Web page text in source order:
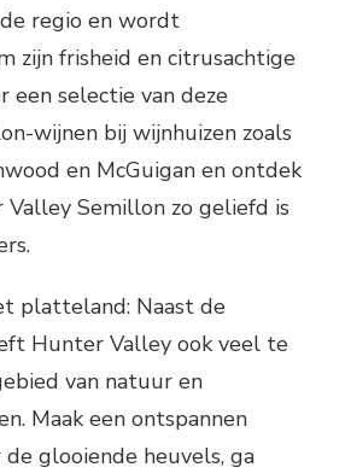
regio en wordt
zijn frisheid en citrusachtige
een selectie van deze
wijnen bij wijnhuizen zoals
en McGuigan en ontdek
Semillon zo geliefd is
platteland: Naast de
Hunter Valley ook veel te
van natuur en
Maak een ontspannen
glooiende heuvels, ga